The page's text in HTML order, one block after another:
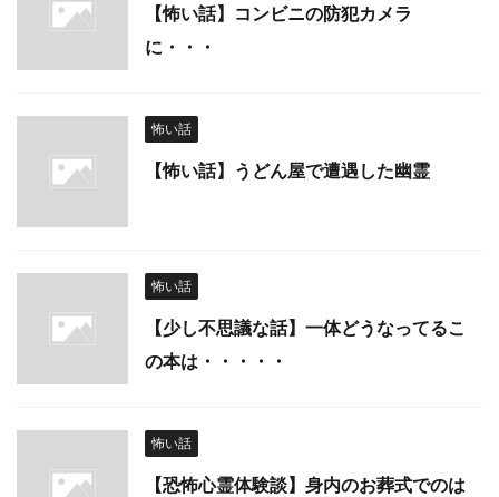
【怖い話】コンビニの防犯カメラ
に・・・
怖い話
【怖い話】うどん屋で遭遇した幽霊
怖い話
【少し不思議な話】一体どうなってるこ
の本は・・・・・
怖い話
【恐怖心霊体験談】身内のお葬式でのは